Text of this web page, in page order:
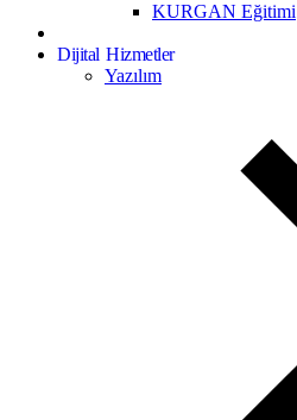
KURGAN Eğitimi
Dijital Hizmetler
Yazılım